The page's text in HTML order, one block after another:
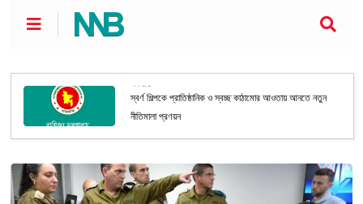
স্বর্ণ শিল্পকে প্রাতিষ্ঠানিক ও স্বচ্ছ কাঠামোর আওতায় আনতে নতুন
নীতিমালা প্রণয়ন